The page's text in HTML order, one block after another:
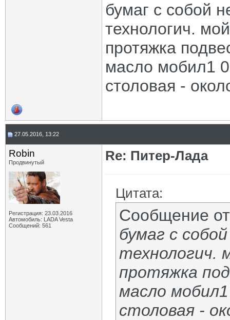
бумаг с собой
технологич.
протяжка
масло мобил1
столовая -
27.05.2016, 13:22
Robin
Продвинутый
Регистрация: 23.03.2016
Автомобиль: LADA Vesta
Сообщений: 561
Re: Питер-Лада
Цитата:
Сообщение
бумаг с
технологич.
протяжка
масло
столовая -